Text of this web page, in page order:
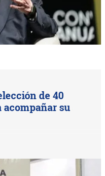
de 40
acompañar su